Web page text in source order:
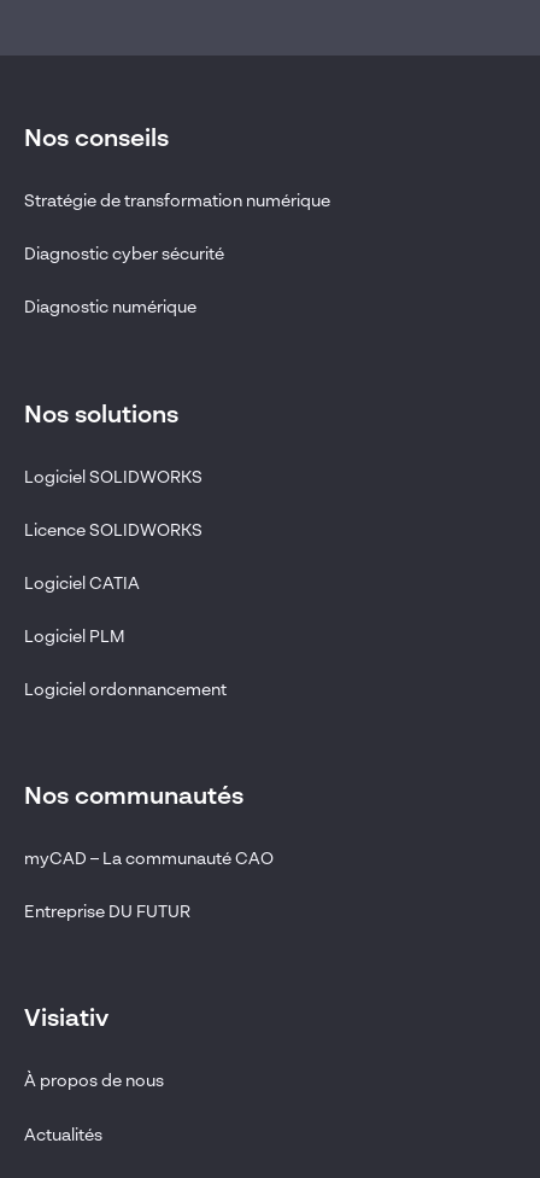
Nos conseils
Stratégie de transformation numérique
Diagnostic cyber sécurité
Diagnostic numérique
Nos solutions
Logiciel SOLIDWORKS
Licence SOLIDWORKS
Logiciel CATIA
Logiciel PLM
Logiciel ordonnancement
Nos communautés
myCAD – La communauté CAO
Entreprise DU FUTUR
Visiativ
À propos de nous
Actualités